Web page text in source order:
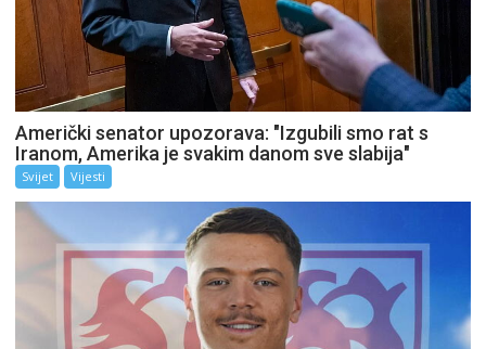
Američki senator upozorava: "Izgubili smo rat s
Iranom, Amerika je svakim danom sve slabija"
Svijet Vijesti